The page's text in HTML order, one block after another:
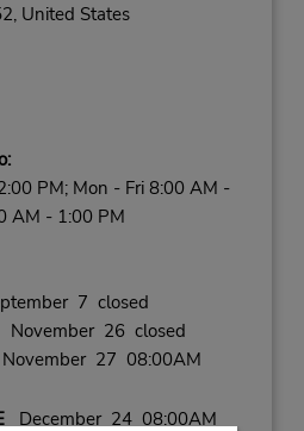
United States
PM; Mon - Fri 8:00 AM -
AM - 1:00 PM
7 closed
26 closed
27 08:00AM
December 24 08:00AM